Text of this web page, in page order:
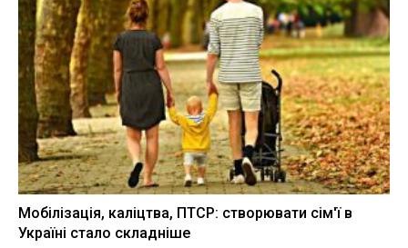
Мобілізація, каліцтва, ПТСР: створювати сім'ї в
Україні стало складніше